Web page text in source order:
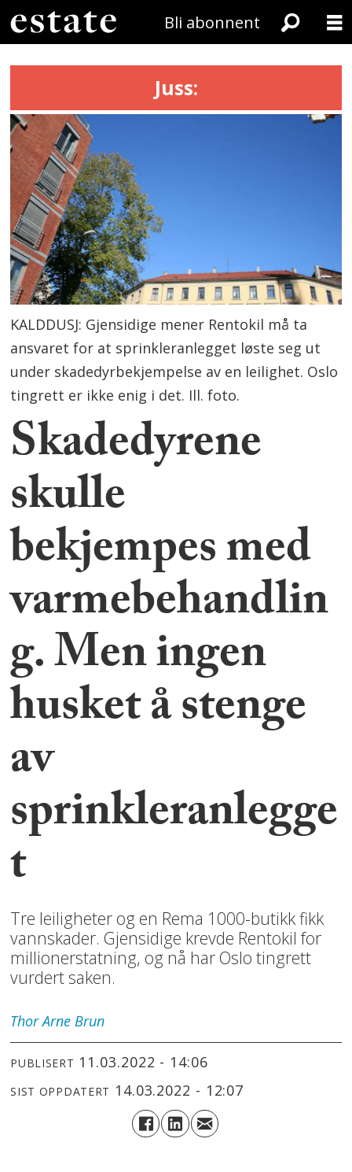
Bli abonnent
Juss:
KALDDUSJ: Gjensidige mener Rentokil må ta
ansvaret for at sprinkleranlegget løste seg ut
under skadedyrbekjempelse av en leilighet. Oslo
tingrett er ikke enig i det. Ill. foto.
Skadedyrene
skulle
bekjempes med
varmebehandlin
g. Men ingen
husket å stenge
av
sprinkleranlegge
t
Tre leiligheter og en Rema 1000-butikk fikk
vannskader. Gjensidige krevde Rentokil for
millionerstatning, og nå har Oslo tingrett
vurdert saken.
Thor Arne Brun
PUBLISERT 11.03.2022 - 14:06
SIST OPPDATERT 14.03.2022 - 12:07